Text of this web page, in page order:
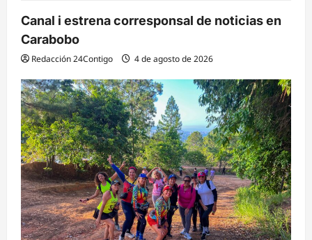
Canal i estrena corresponsal de noticias en
Carabobo
Redacción 24Contigo 4 de agosto de 2026